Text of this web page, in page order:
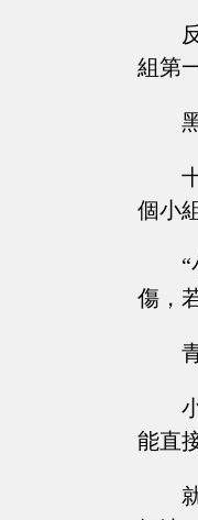
組第
個小
傷，
能直